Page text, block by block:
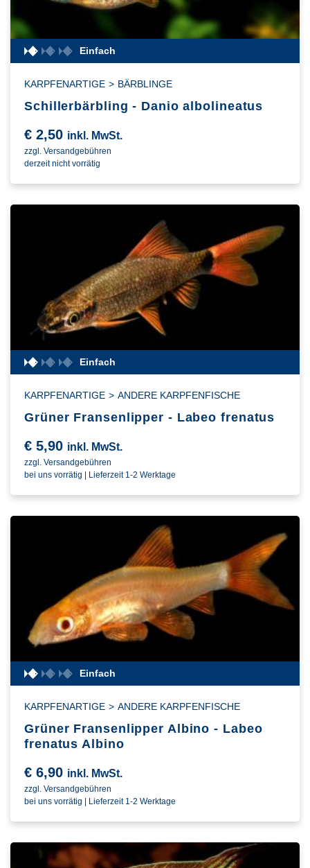
Einfach
KARPFENARTIGE > BÄRBLINGE
Schillerbärbling - Danio albolineatus
€ 2,50 inkl. MwSt.
zzgl. Versandgebühren
derzeit nicht vorrätig
Einfach
KARPFENARTIGE > ANDERE KARPFENFISCHE
Grüner Fransenlipper - Labeo frenatus
€ 5,90 inkl. MwSt.
zzgl. Versandgebühren
bei uns vorrätig | Lieferzeit 1-2 Werktage
Einfach
KARPFENARTIGE > ANDERE KARPFENFISCHE
Grüner Fransenlipper Albino - Labeo
frenatus Albino
€ 6,90 inkl. MwSt.
zzgl. Versandgebühren
bei uns vorrätig | Lieferzeit 1-2 Werktage